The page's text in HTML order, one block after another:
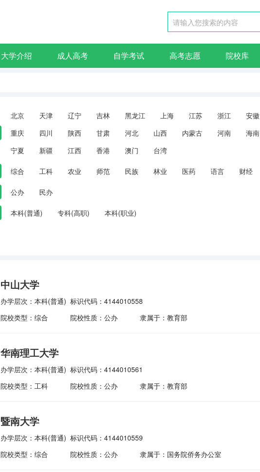
大学介绍 成人高考 自学考试 高考志愿 院校库
北京 天津 辽宁 吉林 黑龙江 上海 江苏 浙江 安徽
重庆 四川 陕西 甘肃 河北 山西 内蒙古 河南 海南
宁夏 新疆 江西 香港 澳门 台湾
综合 工科 农业 师范 民族 林业 医药 语言 财经
公办 民办
本科(普通) 专科(高职) 本科(职业)
中山大学
办学层次：本科(普通) 标识代码：4144010558
院校类型：综合
院校性质：公办 隶属于：教育部
华南理工大学
办学层次：本科(普通) 标识代码：4144010561
院校类型：工科
院校性质：公办 隶属于：教育部
暨南大学
办学层次：本科(普通) 标识代码：4144010559
院校类型：综合
院校性质：公办 隶属于：国务院侨务办公室